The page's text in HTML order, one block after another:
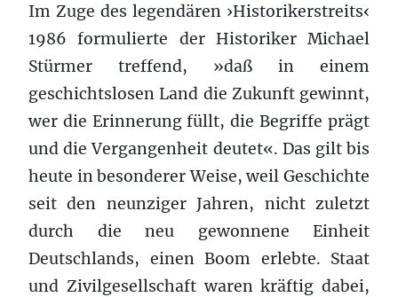
Im Zuge des legendären ›Historikerstreits‹
1986 formulierte der Historiker Michael
Stürmer treffend, »daß in einem
geschichtslosen Land die Zukunft gewinnt,
wer die Erinnerung füllt, die Begriffe prägt
und die Vergangenheit deutet«. Das gilt bis
heute in besonderer Weise, weil Geschichte
seit den neunziger Jahren, nicht zuletzt
durch die neu gewonnene Einheit
Deutschlands, einen Boom erlebte. Staat
und Zivilgesellschaft waren kräftig dabei,